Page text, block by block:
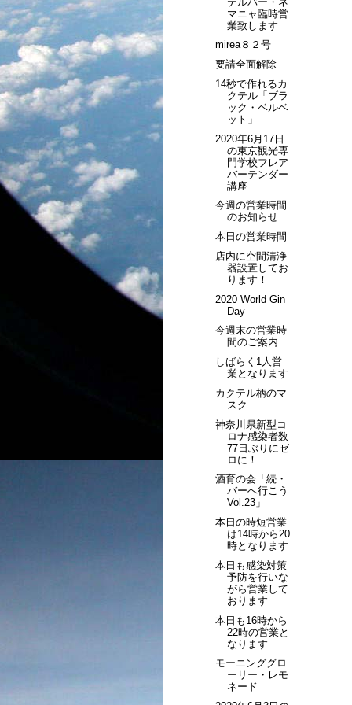
マニャ臨時営
業致します
mirea８２号
要請全面解除
14秒で作れるカ
クテル「ブラ
ック・ベルベ
ット」
2020年6月17日
の東京観光専
門学校フレア
バーテンダー
講座
今週の営業時間
のお知らせ
本日の営業時間
店内に空間清浄
器設置してお
ります！
2020 World Gin
Day
今週末の営業時
間のご案内
しばらく1人営
業となります
カクテル柄のマ
スク
神奈川県新型コ
ロナ感染者数
77日ぶりにゼ
ロに！
酒育の会「続・
バーへ行こう
Vol.23」
本日の時短営業
は14時から20
時となります
本日も感染対策
予防を行いな
がら営業して
おります
本日も16時から
22時の営業と
なります
モーニンググロ
ーリー・レモ
ネード